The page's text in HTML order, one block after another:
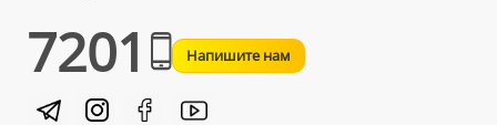
7201 Напишите нам